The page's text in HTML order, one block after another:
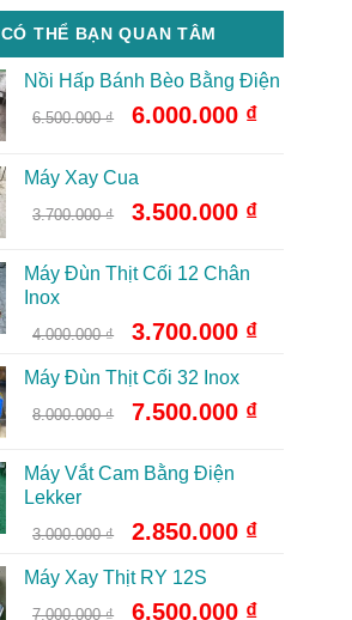
CÓ THỂ BẠN QUAN TÂM
Nồi Hấp Bánh Bèo Bằng Điện
6.500.000₫
Giá
6.500.000 ₫.
6.000.000 ₫Giá
6.000.000
Máy Xay Cua
3.700.000₫
Giá
3.700.000 ₫.
3.500.000 ₫Giá
Máy Đùn Thịt Cối 12 Chân
Inox
4.000.000₫
Giá
là:
4.000.000 ₫.
3.700.000 ₫Giá
là:
Máy Đùn Thịt Cối 32 Inox
8.000.000₫
Giá
8.000.000 ₫.
7.500.000 ₫Giá
Máy Vắt Cam Bằng Điện
Lekker
3.000.000₫
Giá
là:
3.000.000 ₫.
2.850.000 ₫Giá
là:
Máy Xay Thịt RY 12S
7.000.000₫
Giá
6.500.000 ₫Giá